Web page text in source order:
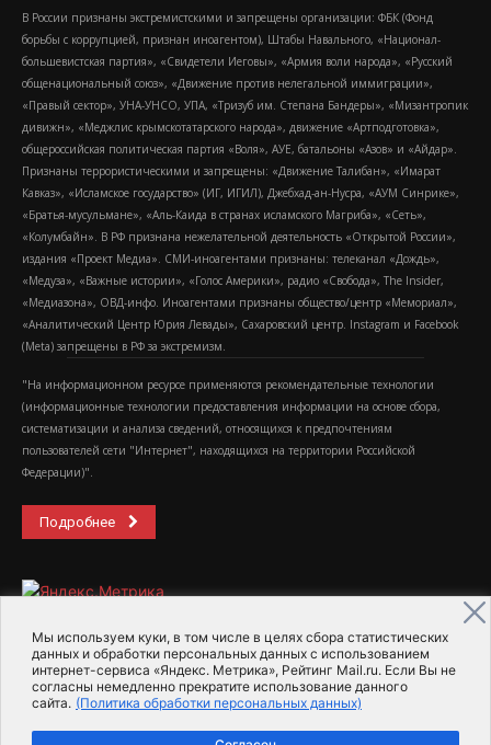
Мы используем куки, в том числе в целях сбора статистических
данных и обработки персональных данных с использованием
интернет-сервиса «Яндекс. Метрика», Рейтинг Mail.ru. Если Вы не
согласны немедленно прекратите использование данного
сайта. (Политика обработки персональных данных)
В России признаны экстремистскими и запрещены организации: ФБК (Фонд
борьбы с коррупцией, признан иноагентом), Штабы Навального, «Национал-
большевистская партия», «Свидетели Иеговы», «Армия воли народа», «Русский
общенациональный союз», «Движение против нелегальной иммиграции»,
«Правый сектор», УНА-УНСО, УПА, «Тризуб им. Степана Бандеры», «Мизантропик
дивижн», «Меджлис крымскотатарского народа», движение «Артподготовка»,
общероссийская политическая партия «Воля», АУЕ, батальоны «Азов» и «Айдар».
Признаны террористическими и запрещены: «Движение Талибан», «Имарат
Кавказ», «Исламское государство» (ИГ, ИГИЛ), Джебхад-ан-Нусра, «АУМ Синрике»,
«Братья-мусульмане», «Аль-Каида в странах исламского Магриба», «Сеть»,
«Колумбайн». В РФ признана нежелательной деятельность «Открытой России»,
издания «Проект Медиа». СМИ-иноагентами признаны: телеканал «Дождь»,
«Медуза», «Важные истории», «Голос Америки», радио «Свобода», The Insider,
«Медиазона», ОВД-инфо. Иноагентами признаны общество/центр «Мемориал»,
«Аналитический Центр Юрия Левады», Сахаровский центр. Instagram и Facebook
(Metа) запрещены в РФ за экстремизм.
"На информационном ресурсе применяются рекомендательные технологии
(информационные технологии предоставления информации на основе сбора,
систематизации и анализа сведений, относящихся к предпочтениям
пользователей сети "Интернет", находящихся на территории Российской
Федерации)".
Подробнее
2015-2026- Информационное агентство МедиаПоток
Для справки Об издании
Пользовательское соглашение